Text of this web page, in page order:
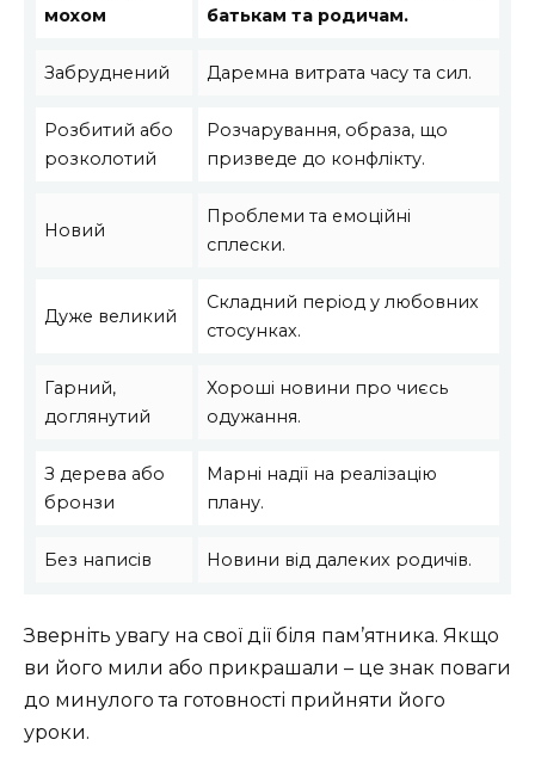
мохом
батькам та родичам.
Забруднений Даремна витрата часу та сил.
Розбитий або
розколотий
Розчарування, образа, що
призведе до конфлікту.
Новий
Проблеми та емоційні
сплески.
Дуже великий
Складний період у любовних
стосунках.
Гарний,
доглянутий
Хороші новини про чиєсь
одужання.
З дерева або
бронзи
Марні надії на реалізацію
плану.
Без написів Новини від далеких родичів.
Зверніть увагу на свої дії біля пам’ятника. Якщо
ви його мили або прикрашали – це знак поваги
до минулого та готовності прийняти його
уроки.